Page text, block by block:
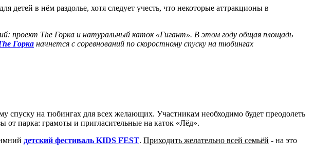
детей в нём раздолье, хотя следует учесть, что некоторые аттракционы в
проект The Горка и натуральный каток «Гигант». В этом году общая площадь
Горка начнется с соревнований по скоростному спуску на тюбингах
спуску на тюбингах для всех желающих. Участникам необходимо будет преодолеть
от парка: грамоты и пригласительные на каток «Лёд».
детский фестиваль KIDS FEST. Приходить желательно всей семьёй - на это